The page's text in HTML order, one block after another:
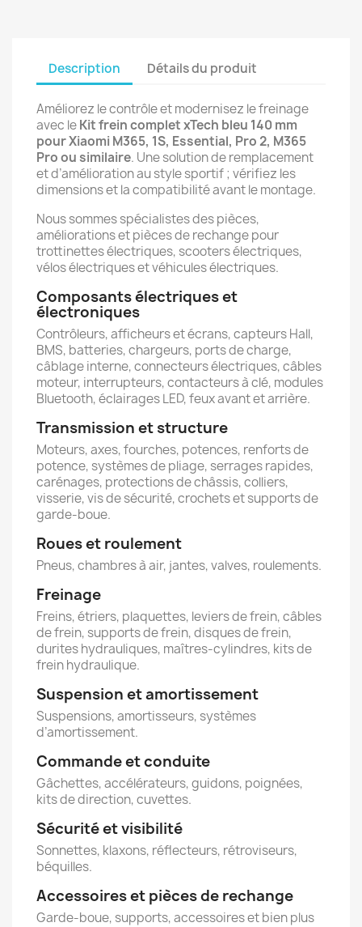
Description Détails du produit
Améliorez le contrôle et modernisez le freinage
avec leKit frein complet xTech bleu 140 mm
pour Xiaomi M365, 1S, Essential, Pro 2, M365
Pro ou similaire. Une solution de remplacement
et d’amélioration au style sportif ; vérifiez les
dimensions et la compatibilité avant le montage.
Nous sommes spécialistes des pièces,
améliorations et pièces de rechange pour
trottinettes électriques, scooters électriques,
vélos électriques et véhicules électriques.
Composants électriques et
électroniques
Contrôleurs, afficheurs et écrans, capteurs Hall,
BMS, batteries, chargeurs, ports de charge,
câblage interne, connecteurs électriques, câbles
moteur, interrupteurs, contacteurs à clé, modules
Bluetooth, éclairages LED, feux avant et arrière.
Transmission et structure
Moteurs, axes, fourches, potences, renforts de
potence, systèmes de pliage, serrages rapides,
carénages, protections de châssis, colliers,
visserie, vis de sécurité, crochets et supports de
garde-boue.
Roues et roulement
Pneus, chambres à air, jantes, valves, roulements.
Freinage
Freins, étriers, plaquettes, leviers de frein, câbles
de frein, supports de frein, disques de frein,
durites hydrauliques, maîtres-cylindres, kits de
frein hydraulique.
Suspension et amortissement
Suspensions, amortisseurs, systèmes
d’amortissement.
Commande et conduite
Gâchettes, accélérateurs, guidons, poignées,
kits de direction, cuvettes.
Sécurité et visibilité
Sonnettes, klaxons, réflecteurs, rétroviseurs,
béquilles.
Accessoires et pièces de rechange
Garde-boue, supports, accessoires et bien plus